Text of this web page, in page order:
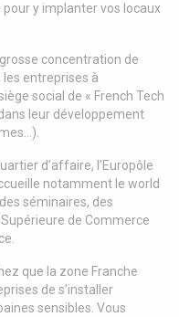
y implanter vos locaux
concentration de
entreprises à
social de « French Tech
leur développement
d’affaire, l’Europôle
notamment le world
séminaires, des
de Commerce
que la zone Franche
de s’installer
sensibles. Vous